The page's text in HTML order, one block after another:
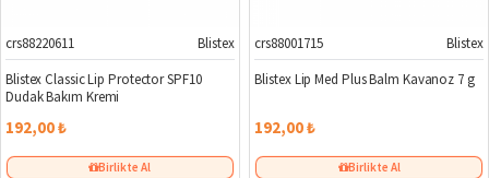
crs88220611
Blistex
Blistex Classic Lip Protector SPF10
Dudak Bakım Kremi
192,00 ₺
Birlikte Al
crs88001715
Blistex
Blistex Lip Med Plus Balm Kavanoz 7 g
192,00 ₺
Birlikte Al